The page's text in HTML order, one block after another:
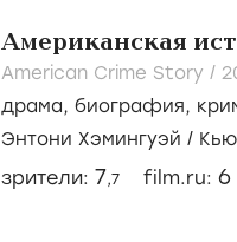
Американская
American Crime Story /
драма, биография,
Энтони Хэмингуэй /
зрители: 7,7 film.ru: 6